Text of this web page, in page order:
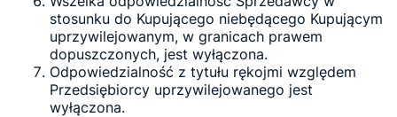
stosunku do Kupującego niebędącego Kupującym
uprzywilejowanym, w granicach prawem
dopuszczonych, jest wyłączona.
Odpowiedzialność z tytułu rękojmi względem
Przedsiębiorcy uprzywilejowanego jest
wyłączona.